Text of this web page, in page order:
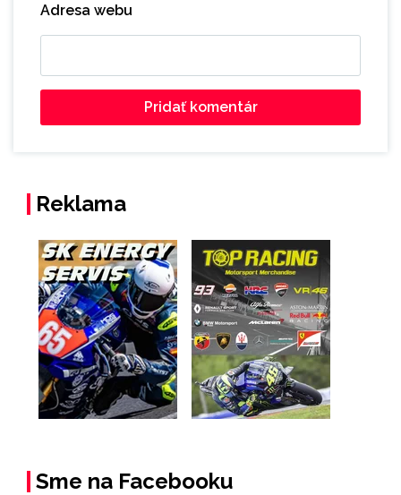
Adresa webu
Reklama
Sme na Facebooku